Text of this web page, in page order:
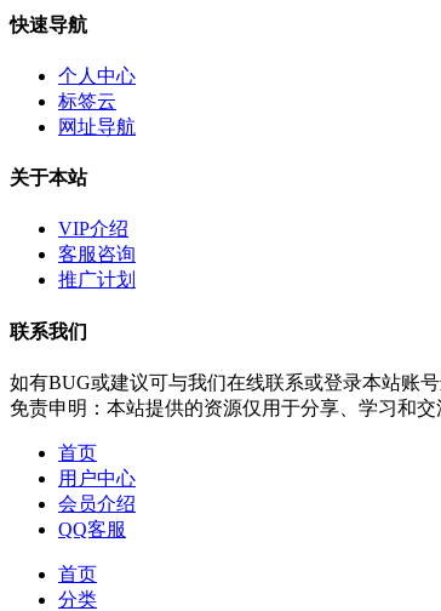
快速导航
个人中心
标签云
网址导航
关于本站
VIP介绍
客服咨询
推广计划
联系我们
如有BUG或建议可与我们在线联系或登录本站账号
免责申明：本站提供的资源仅用于分享、学习和
首页
用户中心
会员介绍
QQ客服
首页
分类